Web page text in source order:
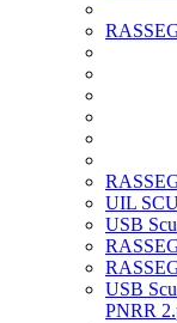
UIL
USB
USB
PNRR